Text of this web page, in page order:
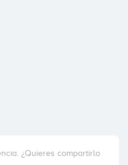
¿Quieres compartirlo